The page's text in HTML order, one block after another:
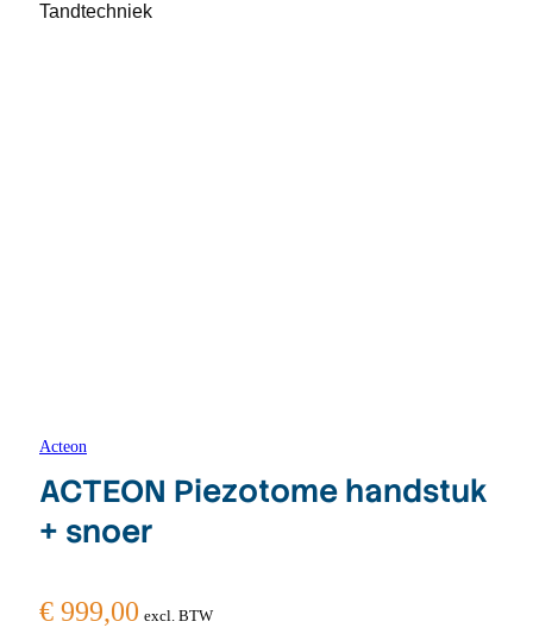
Tandtechniek
Acteon
ACTEON Piezotome handstuk
+ snoer
€ 999,00 excl. BTW